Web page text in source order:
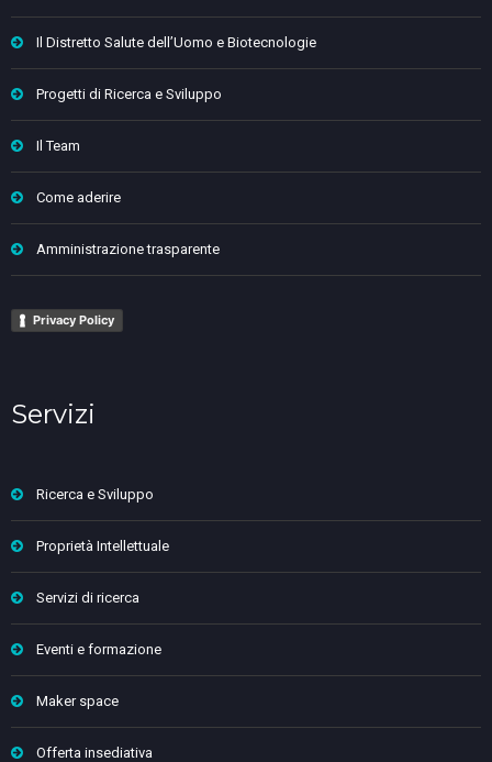
Il Distretto Salute dell’Uomo e Biotecnologie
Progetti di Ricerca e Sviluppo
Il Team
Come aderire
Amministrazione trasparente
Privacy Policy
Servizi
Ricerca e Sviluppo
Proprietà Intellettuale
Servizi di ricerca
Eventi e formazione
Maker space
Offerta insediativa